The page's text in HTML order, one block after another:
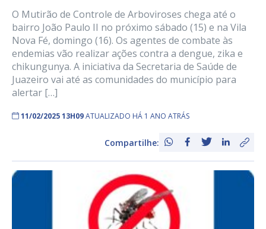
O Mutirão de Controle de Arboviroses chega até o
bairro João Paulo II no próximo sábado (15) e na Vila
Nova Fé, domingo (16). Os agentes de combate às
endemias vão realizar ações contra a dengue, zika e
chikungunya. A iniciativa da Secretaria de Saúde de
Juazeiro vai até as comunidades do município para
alertar […]
11/02/2025 13H09ATUALIZADO HÁ 1 ANO ATRÁS
Compartilhe: